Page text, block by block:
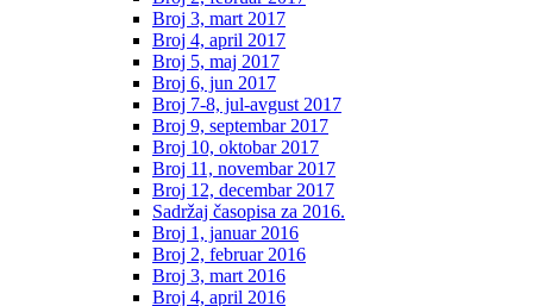
Broj 3, mart 2017
Broj 4, april 2017
Broj 5, maj 2017
Broj 6, jun 2017
Broj 7-8, jul-avgust 2017
Broj 9, septembar 2017
Broj 10, oktobar 2017
Broj 11, novembar 2017
Broj 12, decembar 2017
Sadržaj časopisa za 2016.
Broj 1, januar 2016
Broj 2, februar 2016
Broj 3, mart 2016
Broj 4, april 2016